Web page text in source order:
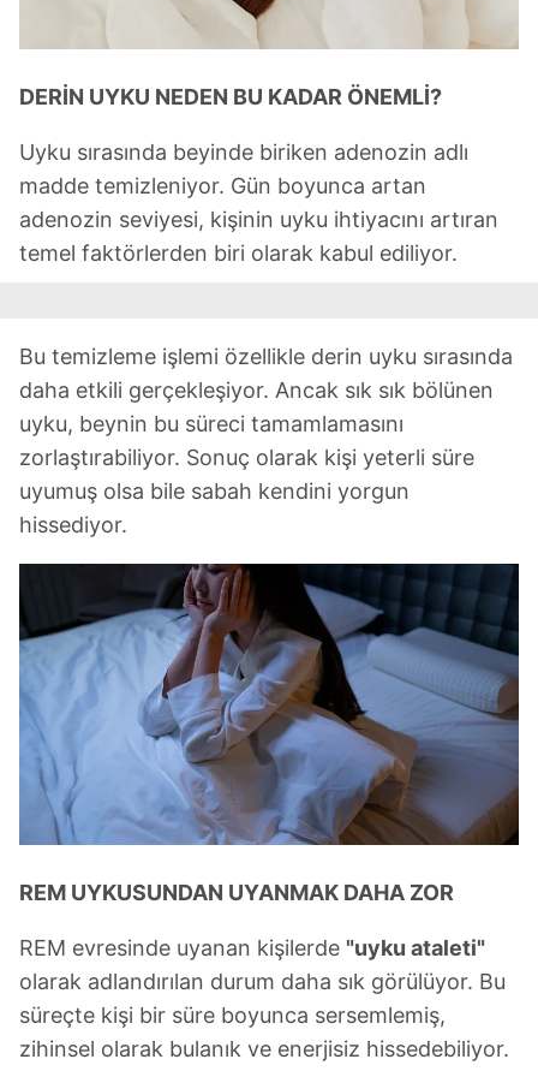
için Ayarlar butonuna tıklayabilir,
hazırlanmış Aydınlatma Metnimizi okumak ve sitemizde
ilgili mevzuata uygun olarak kullanılan çerezlerle ilgili bilgi
tıklayınız
DERİN UYKU NEDEN BU KADAR ÖNEMLİ?
Uyku sırasında beyinde biriken adenozin adlı
madde temizleniyor. Gün boyunca artan
adenozin seviyesi, kişinin uyku ihtiyacını artıran
temel faktörlerden biri olarak kabul ediliyor.
Bu temizleme işlemi özellikle derin uyku sırasında
daha etkili gerçekleşiyor. Ancak sık sık bölünen
uyku, beynin bu süreci tamamlamasını
zorlaştırabiliyor. Sonuç olarak kişi yeterli süre
uyumuş olsa bile sabah kendini yorgun
hissediyor.
REM UYKUSUNDAN UYANMAK DAHA ZOR
REM evresinde uyanan kişilerde "uyku ataleti"
olarak adlandırılan durum daha sık görülüyor. Bu
süreçte kişi bir süre boyunca sersemlemiş,
zihinsel olarak bulanık ve enerjisiz hissedebiliyor.